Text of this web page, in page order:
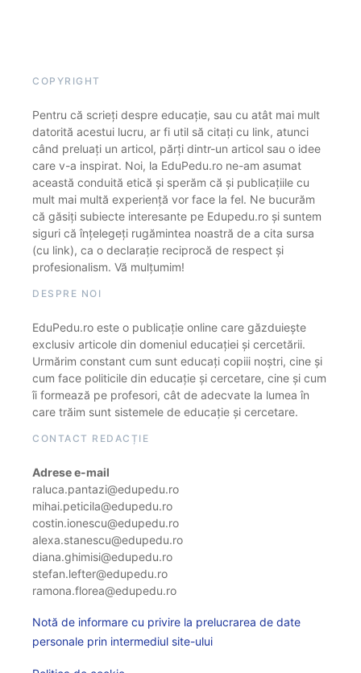
COPYRIGHT
Pentru că scrieți despre educație, sau cu atât mai mult
datorită acestui lucru, ar fi util să citați cu link, atunci
când preluați un articol, părți dintr-un articol sau o idee
care v-a inspirat. Noi, la EduPedu.ro ne-am asumat
această conduită etică și sperăm că și publicațiile cu
mult mai multă experiență vor face la fel. Ne bucurăm
că găsiți subiecte interesante pe Edupedu.ro și suntem
siguri că înțelegeți rugămintea noastră de a cita sursa
(cu link), ca o declarație reciprocă de respect și
profesionalism. Vă mulțumim!
DESPRE NOI
EduPedu.ro este o publicație online care găzduiește
exclusiv articole din domeniul educației și cercetării.
Urmărim constant cum sunt educați copiii noștri, cine și
cum face politicile din educație și cercetare, cine și cum
îi formează pe profesori, cât de adecvate la lumea în
care trăim sunt sistemele de educație și cercetare.
CONTACT REDACȚIE
Adrese e-mail
raluca.pantazi@edupedu.ro
mihai.peticila@edupedu.ro
costin.ionescu@edupedu.ro
alexa.stanescu@edupedu.ro
diana.ghimisi@edupedu.ro
stefan.lefter@edupedu.ro
ramona.florea@edupedu.ro
Notă de informare cu privire la prelucrarea de date
personale prin intermediul site-ului